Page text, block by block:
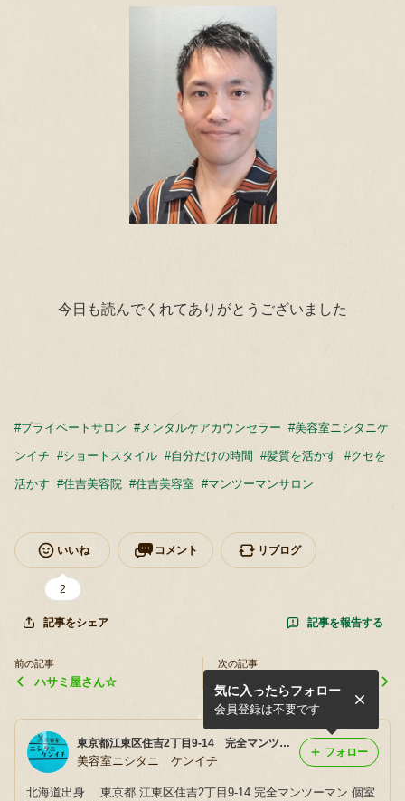
今日も読んでくれてありがとうございました
#プライベートサロン #メンタルケアカウンセラー #美容室ニシタニケ
ンイチ #ショートスタイル #自分だけの時間 #髪質を活かす #クセを
活かす #住吉美容院 #住吉美容室 #マンツーマンサロン
いいね
2
コメント リブログ
記事をシェア 記事を報告する
前の記事
ハサミ屋さん☆
次の記事
豆腐屋ブランディング☆
東京都江東区住吉2丁目9-14 完全マンツーマン、個室美容室 美容室ニシタニ ケンイチ のブログ
美容室ニシタニ ケンイチ
北海道出身 東京都 江東区住吉2丁目9-14 完全マンツーマン 個室
気に入ったらフォロー
会員登録は不要です
フォロー